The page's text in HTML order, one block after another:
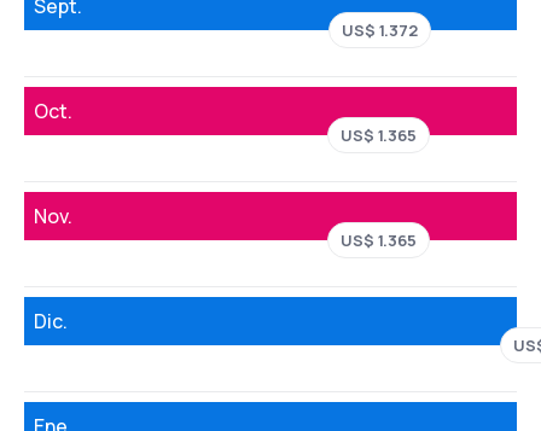
Sept.
US$ 1.372
Oct.
US$ 1.365
Nov.
US$ 1.365
Dic.